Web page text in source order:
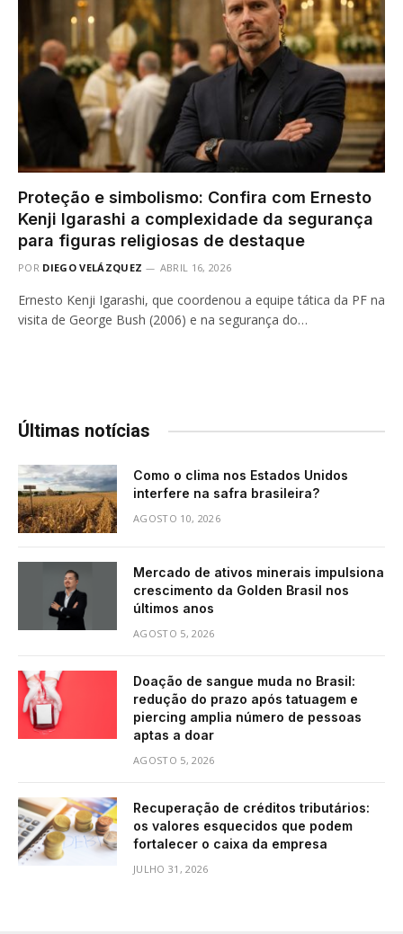
Proteção e simbolismo: Confira com Ernesto
Kenji Igarashi a complexidade da segurança
para figuras religiosas de destaque
POR DIEGO VELÁZQUEZ ABRIL 16, 2026
Ernesto Kenji Igarashi, que coordenou a equipe tática da PF na
visita de George Bush (2006) e na segurança do…
Últimas notícias
Como o clima nos Estados Unidos
interfere na safra brasileira?
AGOSTO 10, 2026
Mercado de ativos minerais impulsiona
crescimento da Golden Brasil nos
últimos anos
AGOSTO 5, 2026
Doação de sangue muda no Brasil:
redução do prazo após tatuagem e
piercing amplia número de pessoas
aptas a doar
AGOSTO 5, 2026
Recuperação de créditos tributários:
os valores esquecidos que podem
fortalecer o caixa da empresa
JULHO 31, 2026